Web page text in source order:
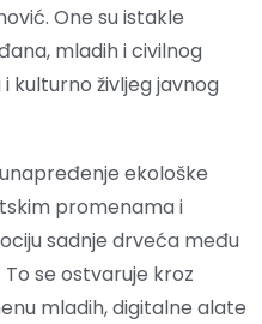
One su istakle
mladih i civilnog
kulturno življeg javnog
ekološke
promenama i
sadnje drveća među
se ostvaruje kroz
mladih, digitalne alate